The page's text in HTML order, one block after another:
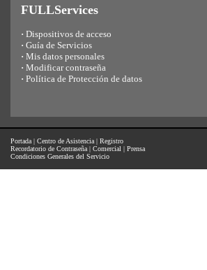
FULLServices
· Dispositivos de acceso
· Guía de Servicios
· Mis datos personales
· Modificar contraseña
· Política de Protección de datos
Portada | Centro de Asistencia | Registro
Recordatorio de Contraseña | Comercial | Prensa
Condiciones Generales del Servicio